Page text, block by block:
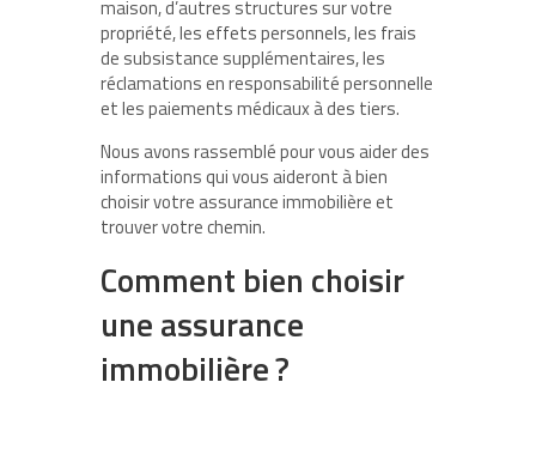
maison, d’autres structures sur votre
propriété, les effets personnels, les frais
de subsistance supplémentaires, les
réclamations en responsabilité personnelle
et les paiements médicaux à des tiers.
Nous avons rassemblé pour vous aider des
informations qui vous aideront à bien
choisir votre assurance immobilière et
trouver votre chemin.
Comment bien choisir
une assurance
immobilière ?